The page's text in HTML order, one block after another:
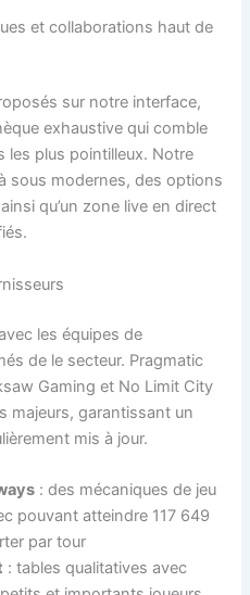
et collaborations haut de
sur notre interface,
exhaustive qui comble
les plus pointilleux. Notre
sous modernes, des options
qu’un zone live en direct
les équipes de
de le secteur. Pragmatic
Gaming et No Limit City
majeurs, garantissant un
mis à jour.
: des mécaniques de jeu
pouvant atteindre 117 649
par tour
: tables qualitatives avec